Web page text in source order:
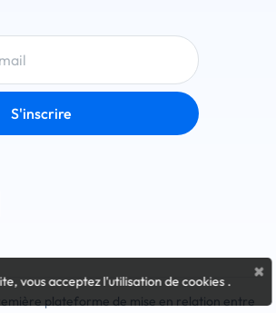
S'inscrire
plateforme de mise en relation entre
×
vous acceptez l'utilisation de cookies.